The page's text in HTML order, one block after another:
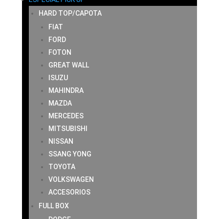
HARD TOP/CAPOTA
FIAT
FORD
FOTON
GREAT WALL
ISUZU
MAHINDRA
MAZDA
MERCEDES
MITSUBISHI
NISSAN
SSANG YONG
TOYOTA
VOLKSWAGEN
ACCESORIOS
FULL BOX